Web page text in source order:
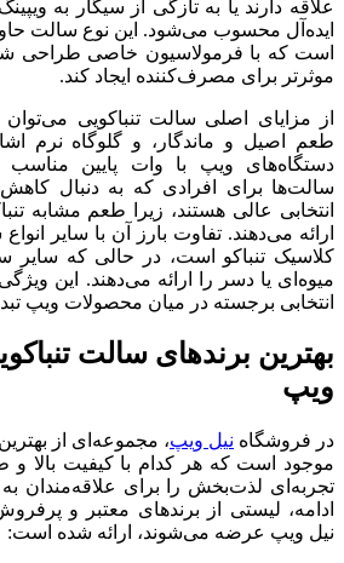
علاقه دارند یا به تازگی از سیگار به
ایده‌آل محسوب می‌شود. این نوع سالت
است که با فرمولاسیون خاصی طراحی
موثرتر برای مصرف‌کننده ایجاد کند.
از مزایای اصلی سالت تنباکویی
طعم اصیل و ماندگار، و گلوگاه نرم
دستگاه‌های ویپ با وات پایین مناسب
سالت‌ها برای افرادی که به دنبال
انتخابی عالی هستند، زیرا طعم مشابه
ارائه می‌دهند. تفاوت بارز آن با سایر
کلاسیک تنباکو است، در حالی که سایر
میوه‌ای یا دسر را ارائه می‌دهند. این
انتخابی برجسته در میان محصولات ویپ
بهترین برندهای سالت
ویپ
در فروشگاه نیل ویپ، مجموعه‌ای از
موجود است که هر کدام با کیفیت بالا
تجربه‌ای لذت‌بخش را برای علاقه‌مندان
ادامه، لیستی از برندهای معتبر و
نیل ویپ عرضه می‌شوند، ارائه شده است: